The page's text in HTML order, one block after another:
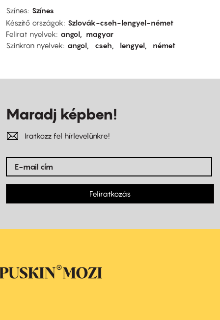
Színes Színes
Készítő országok
Szlovák-cseh-lengyel-német
Felirat nyelvek
angol
magyar
Szinkron nyelvek
angol cseh lengyel német
Maradj képben!
Iratkozz fel hírlevelünkre!
Feliratkozás